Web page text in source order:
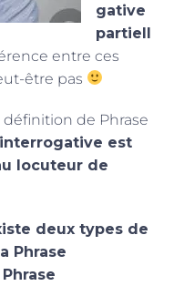
gative
partiell
entre ces
être pas
définition de Phrase
interrogative est
locuteur de
deux types de
Phrase